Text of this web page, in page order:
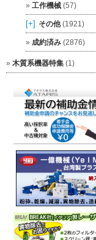
工作機械 (57)
[+] その他(1921)
成約済み (2876)
木質系機器特集 (1)